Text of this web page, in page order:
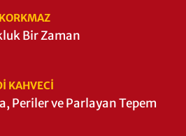
Bir Zaman
KAHVECİ
Periler ve Parlayan Tepem